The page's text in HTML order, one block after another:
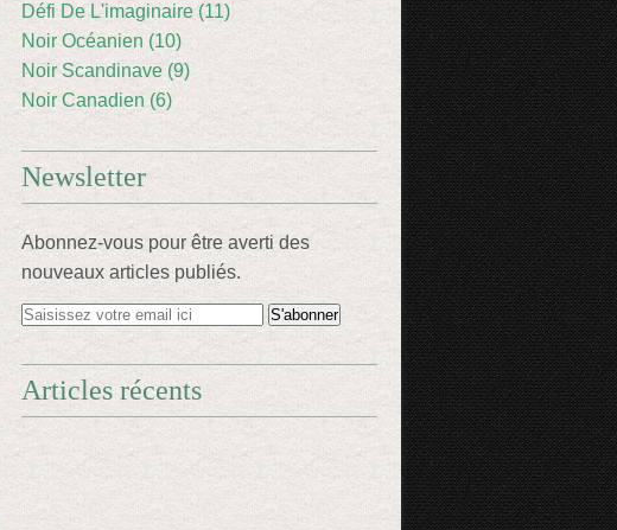
Défi De L'imaginaire (11)
Noir Océanien (10)
Noir Scandinave (9)
Noir Canadien (6)
Newsletter
Abonnez-vous pour être averti des
nouveaux articles publiés.
Articles récents